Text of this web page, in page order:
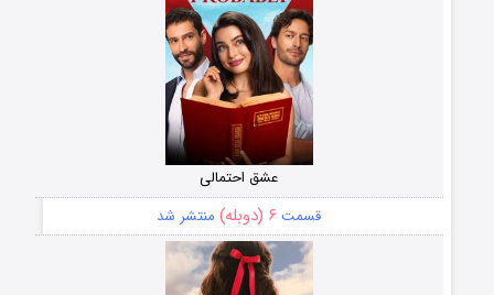
عشق احتمالی
قسمت ۶ (دوبله) منتشر شد